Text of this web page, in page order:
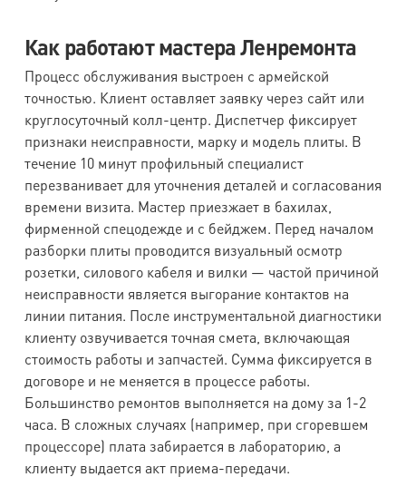
Как работают мастера Ленремонта
Процесс обслуживания выстроен с армейской
точностью. Клиент оставляет заявку через сайт или
круглосуточный колл-центр. Диспетчер фиксирует
признаки неисправности, марку и модель плиты. В
течение 10 минут профильный специалист
перезванивает для уточнения деталей и согласования
времени визита. Мастер приезжает в бахилах,
фирменной спецодежде и с бейджем. Перед началом
разборки плиты проводится визуальный осмотр
розетки, силового кабеля и вилки — частой причиной
неисправности является выгорание контактов на
линии питания. После инструментальной диагностики
клиенту озвучивается точная смета, включающая
стоимость работы и запчастей. Сумма фиксируется в
договоре и не меняется в процессе работы.
Большинство ремонтов выполняется на дому за 1-2
часа. В сложных случаях (например, при сгоревшем
процессоре) плата забирается в лабораторию, а
клиенту выдается акт приема-передачи.